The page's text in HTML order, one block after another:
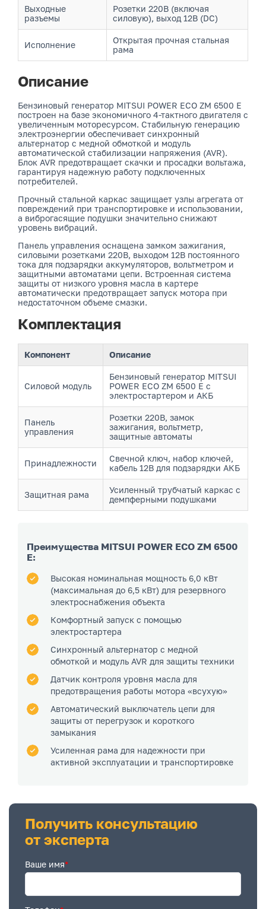
Выходные
разъемы
Розетки 220В (включая
силовую), выход 12В (DC)
Исполнение
Открытая прочная стальная
рама
Описание
Бензиновый генератор MITSUI POWER ECO ZM 6500 E
построен на базе экономичного 4-тактного двигателя с
увеличенным моторесурсом. Стабильную генерацию
электроэнергии обеспечивает синхронный
альтернатор с медной обмоткой и модуль
автоматической стабилизации напряжения (AVR).
Блок AVR предотвращает скачки и просадки вольтажа,
гарантируя надежную работу подключенных
потребителей.
Прочный стальной каркас защищает узлы агрегата от
повреждений при транспортировке и использовании,
а виброгасящие подушки значительно снижают
уровень вибраций.
Панель управления оснащена замком зажигания,
силовыми розетками 220В, выходом 12В постоянного
тока для подзарядки аккумуляторов, вольтметром и
защитными автоматами цепи. Встроенная система
защиты от низкого уровня масла в картере
автоматически предотвращает запуск мотора при
недостаточном объеме смазки.
Комплектация
Компонент Описание
Силовой модуль
Бензиновый генератор MITSUI
POWER ECO ZM 6500 E с
электростартером и АКБ
Панель
управления
Розетки 220В, замок
зажигания, вольтметр,
защитные автоматы
Принадлежности
Свечной ключ, набор ключей,
кабель 12В для подзарядки АКБ
Защитная рама
Усиленный трубчатый каркас с
демпферными подушками
Преимущества MITSUI POWER ECO ZM 6500
E:
Высокая номинальная мощность 6,0 кВт
(максимальная до 6,5 кВт) для резервного
электроснабжения объекта
Комфортный запуск с помощью
электростартера
Синхронный альтернатор с медной
обмоткой и модуль AVR для защиты техники
Датчик контроля уровня масла для
предотвращения работы мотора «всухую»
Автоматический выключатель цепи для
защиты от перегрузок и короткого
замыкания
Усиленная рама для надежности при
активной эксплуатации и транспортировке
Получить консультацию
от эксперта
Ваше имя*